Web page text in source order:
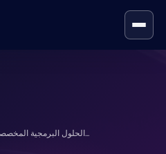
الحلول البرمجية المخصصة: عندما لا تكفي الأنظمة...